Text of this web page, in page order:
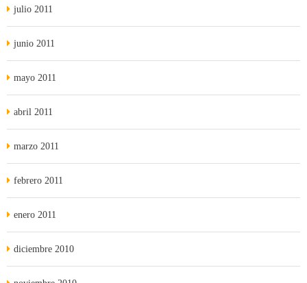
julio 2011
junio 2011
mayo 2011
abril 2011
marzo 2011
febrero 2011
enero 2011
diciembre 2010